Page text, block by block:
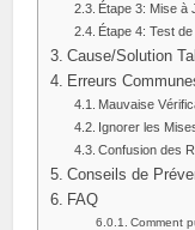
Étape 3: Mise à
Étape 4: Test de
Cause/Solution
Erreurs
Mauvaise
Ignorer les
Confusion des
Conseils de
FAQ
Comment